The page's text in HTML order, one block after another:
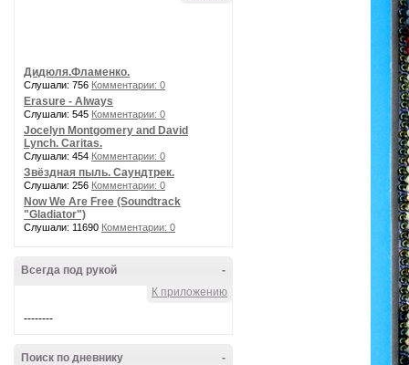
Дидюля.Фламенко.
Слушали: 756 Комментарии: 0
Erasure - Always
Слушали: 545 Комментарии: 0
Jocelyn Montgomery and David
Lynch. Caritas.
Слушали: 454 Комментарии: 0
Звёздная пыль. Саундтрек.
Слушали: 256 Комментарии: 0
Now We Are Free (Soundtrack
"Gladiator")
Слушали: 11690 Комментарии: 0
-
Всегда под рукой
К приложению
--------
-
Поиск по дневнику